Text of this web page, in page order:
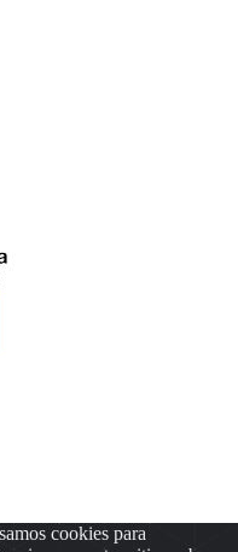
cookies para